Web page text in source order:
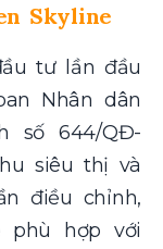
Skyline
tư lần đầu
Nhân dân
số 644/QĐ-
siêu thị và
điều chỉnh,
phù hợp với